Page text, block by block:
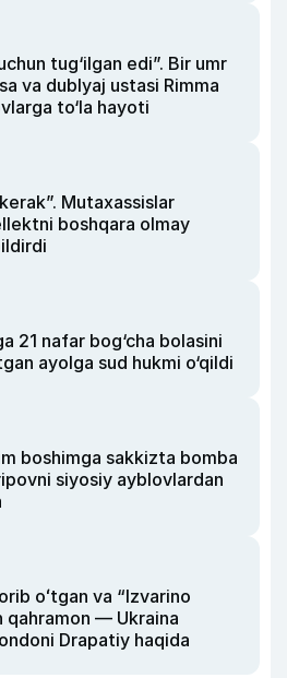
tug‘ilgan edi”. Bir umr
va dublyaj ustasi Rimma
to‘la hayoti
Mutaxassislar
boshqara olmay
21 nafar bog‘cha bolasini
ayolga sud hukmi o‘qildi
boshimga sakkizta bomba
siyosiy ayblovlardan
oʻtgan va “Izvarino
qahramon — Ukraina
Drapatiy haqida